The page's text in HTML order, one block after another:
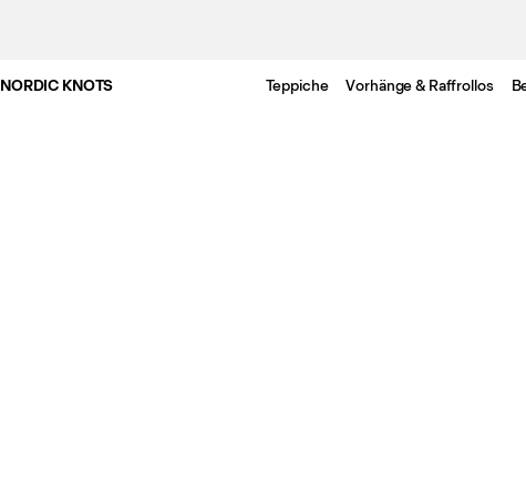
NORDIC KNOTS Teppiche Vorhänge & Raffrollos